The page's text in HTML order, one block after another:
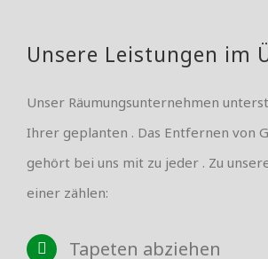
Unsere Leistungen im
Unser Räumungsunternehmen
Ihrer geplanten . Das Entfernen von
gehört bei uns mit zu jeder . Zu
einer zählen:
Tapeten abziehen